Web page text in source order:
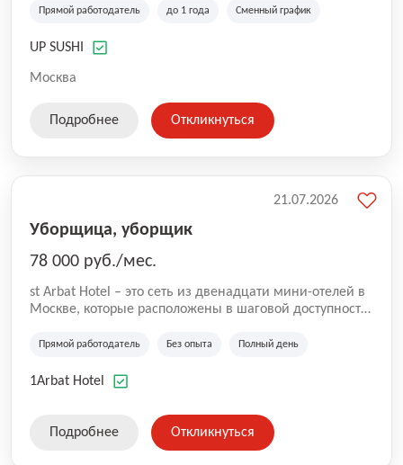
•Cpедний pейтинг наших завeдений составляет 4,9.
Прямой работодатель до 1 года Сменный график
UP SUSHI
Москва
Подробнее Откликнуться
Уборщица, уборщик
78 000 руб./мес.
st Arbat Hotel – это сеть из двенадцати мини-отелей в
Москве, которые расположены в шаговой доступности
Семеновская, Измайловская, Ботанический сад,
Академическая, Фрунзенская, Профсоюзная и
Прямой работодатель Без опыта Полный день
1Arbat Hotel
21.07.2026
Подробнее Откликнуться